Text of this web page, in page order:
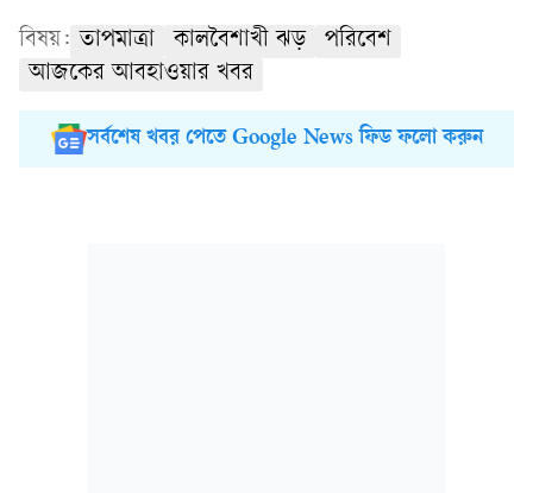
বিষয়: তাপমাত্রা কালবৈশাখী ঝড়
পরিবেশ
আজকের আবহাওয়ার খবর
সর্বশেষ খবর পেতে Google News ফিড ফলো করুন